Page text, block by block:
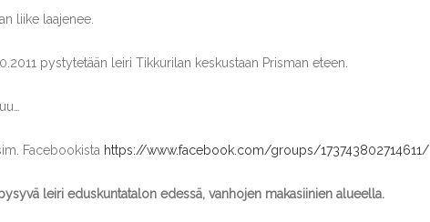
liike laajenee.
pystytetään leiri Tikkurilan keskustaan Prisman eteen.
Facebookista https://www.facebook.com/groups/173743802714611/
leiri eduskuntatalon edessä, vanhojen makasiinien alueella.